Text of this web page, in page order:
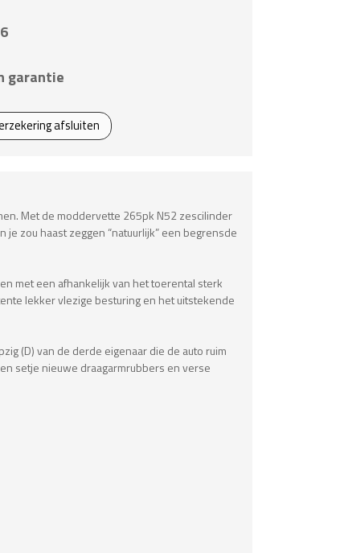
garantie
afsluiten
Met de moddervette 265pk N52 zescilinder
zou haast zeggen “natuurlijk” een begrensde
met een afhankelijk van het toerental sterk
lekker vlezige besturing en het uitstekende
(D) van de derde eigenaar die de auto ruim
setje nieuwe draagarmrubbers en verse